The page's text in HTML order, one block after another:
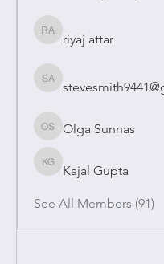
riyaj attar
riyaj attar
Olga Sunnas
Olga Sunnas
Kajal Gupta
Kajal Gupta
See All Members (91)